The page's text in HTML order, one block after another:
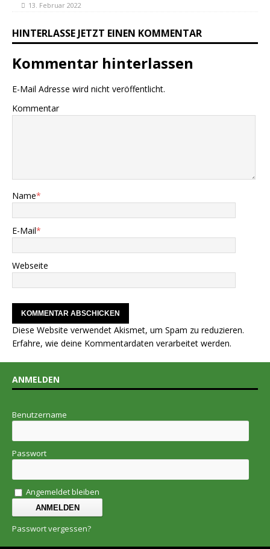
13. Februar 2022
HINTERLASSE JETZT EINEN KOMMENTAR
Kommentar hinterlassen
E-Mail Adresse wird nicht veröffentlicht.
Kommentar
Name*
E-Mail*
Webseite
Diese Website verwendet Akismet, um Spam zu reduzieren.
Erfahre, wie deine Kommentardaten verarbeitet werden.
ANMELDEN
Benutzername
Passwort
Angemeldet bleiben
Passwort vergessen?